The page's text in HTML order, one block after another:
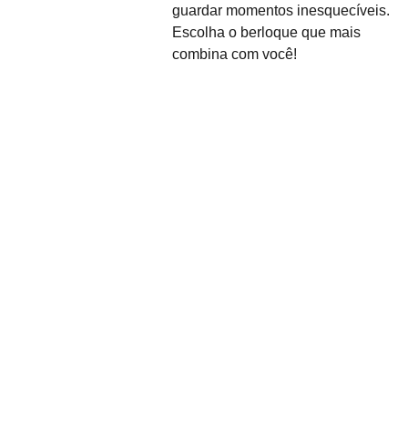
guardar momentos inesquecíveis.
Escolha o berloque que mais
combina com você!